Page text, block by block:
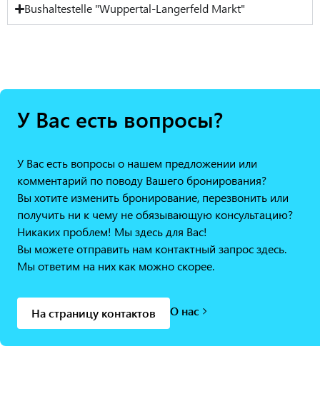
Bushaltestelle "Wuppertal-Langerfeld Markt"
У Вас есть вопросы?
У Вас есть вопросы о нашем предложении или
комментарий по поводу Вашего бронирования?
Вы хотите изменить бронирование, перезвонить или
получить ни к чему не обязывающую консультацию?
Никаких проблем! Мы здесь для Вас!
Вы можете отправить нам контактный запрос здесь.
Мы ответим на них как можно скорее.
На страницу контактов О нас